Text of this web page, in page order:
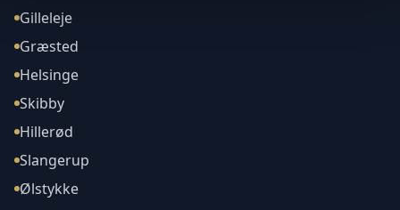
Gilleleje
Græsted
Helsinge
Skibby
Hillerød
Slangerup
Ølstykke